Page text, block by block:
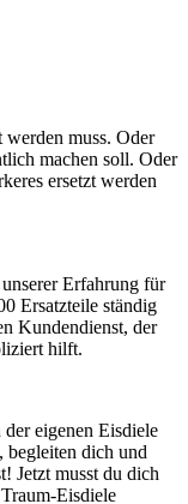
werden muss. Oder
machen soll. Oder
ersetzt werden
Erfahrung für
Ersatzteile ständig
Kundendienst, der
hilft.
eigenen Eisdiele
begleiten dich und
Jetzt musst du dich
Eisdiele